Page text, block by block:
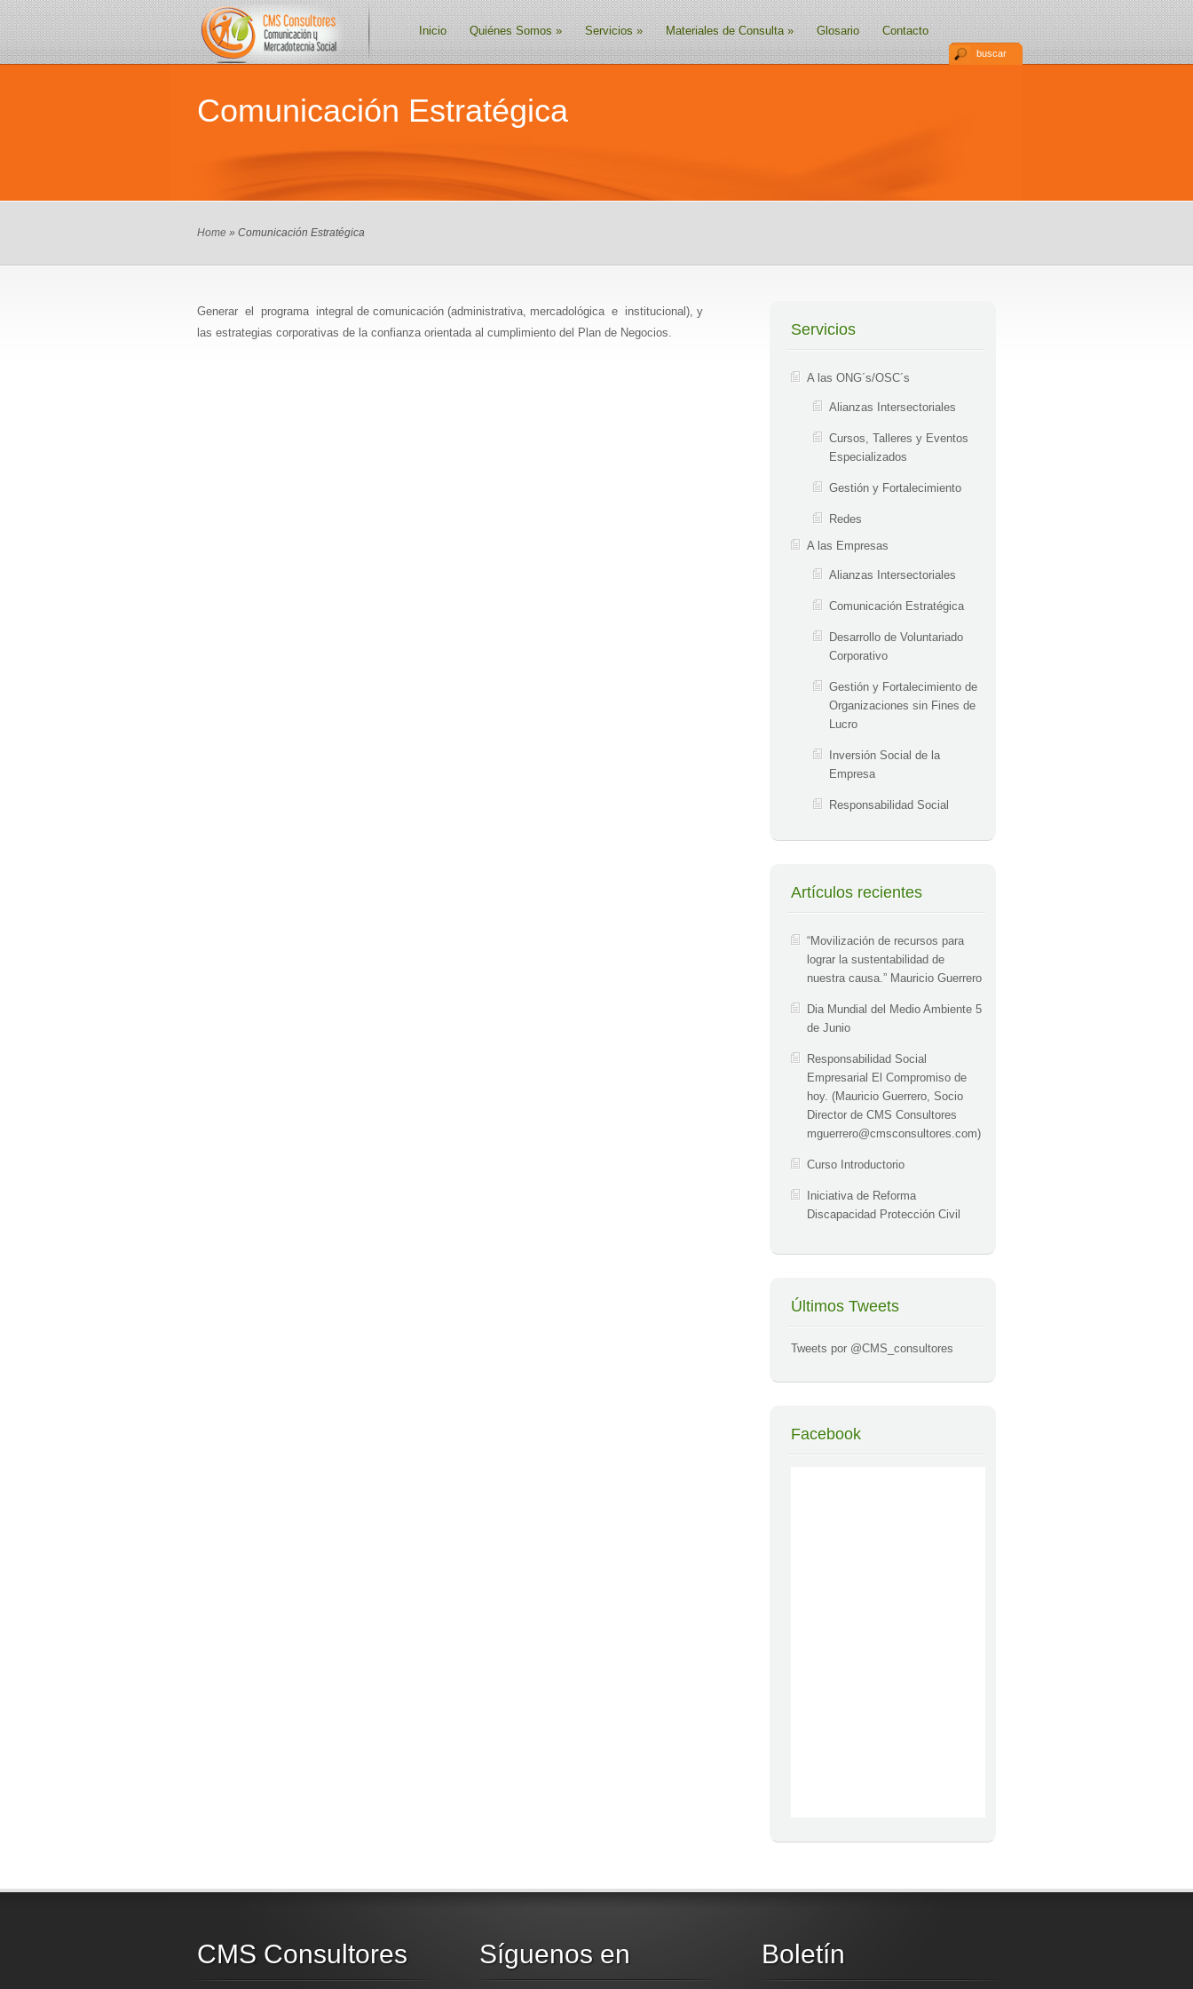
Inicio Quiénes Somos» Servicios» Materiales de Consulta» Glosario Contacto
buscar
Comunicación Estratégica
Home » Comunicación Estratégica
Generar el programa integral de comunicación (administrativa, mercadológica e institucional), y
las estrategias corporativas de la confianza orientada al cumplimiento del Plan de Negocios.
Servicios
A las ONG´s/OSC´s
Alianzas Intersectoriales
Cursos, Talleres y Eventos
Especializados
Gestión y Fortalecimiento
Redes
A las Empresas
Alianzas Intersectoriales
Comunicación Estratégica
Desarrollo de Voluntariado
Corporativo
Gestión y Fortalecimiento de
Organizaciones sin Fines de
Lucro
Inversión Social de la
Empresa
Responsabilidad Social
Artículos recientes
“Movilización de recursos para
lograr la sustentabilidad de
nuestra causa.” Mauricio Guerrero
Dia Mundial del Medio Ambiente 5
de Junio
Responsabilidad Social
Empresarial El Compromiso de
hoy. (Mauricio Guerrero, Socio
Director de CMS Consultores
mguerrero@cmsconsultores.com)
Curso Introductorio
Iniciativa de Reforma
Discapacidad Protección Civil
Últimos Tweets
Tweets por @CMS_consultores
Facebook
CMS Consultores Síguenos en Boletín